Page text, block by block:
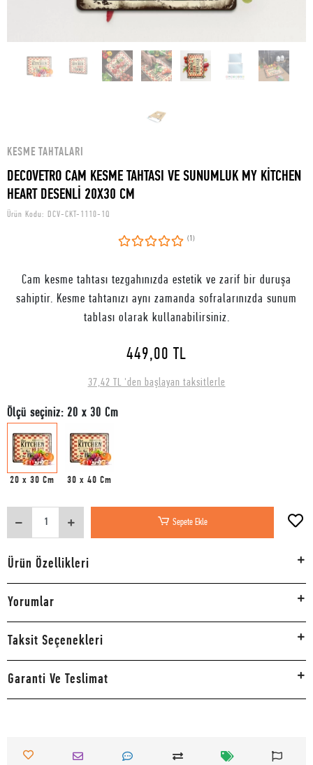
KESME TAHTALARI
DECOVETRO CAM KESME TAHTASI VE SUNUMLUK MY KİTCHEN
HEART DESENLİ 20X30 CM
Ürün Kodu: DCV-CKT-1110-1Q
(1)
Cam kesme tahtası tezgahınızda estetik ve zarif bir duruşa
sahiptir. Kesme tahtanızı aynı zamanda sofralarınızda sunum
tablası olarak kullanabilirsiniz.
449,00 TL
37,42 TL 'den başlayan taksitlerle
Ölçü seçiniz: 20 x 30 Cm
20 x 30 Cm 30 x 40 Cm
Sepete Ekle
Ürün Özellikleri
Yorumlar
Taksit Seçenekleri
Garanti Ve Teslimat